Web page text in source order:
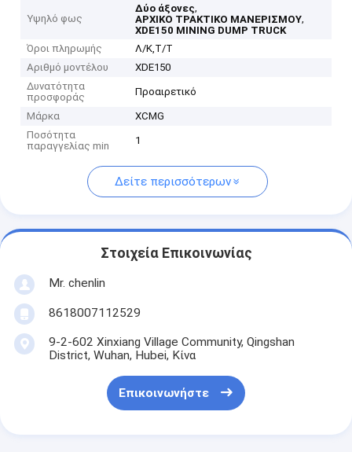
Υψηλό φως
Δύο άξονες,
ΑΡΧΙΚΟ ΤΡΑΚΤΙΚΟ ΜΑΝΕΡΙΣΜΟΥ,
XDE150 MINING DUMP TRUCK
Όροι πληρωμής
Λ/Κ,Τ/Τ
Αριθμό μοντέλου
XDE150
Δυνατότητα
προσφοράς
Προαιρετικό
Μάρκα
XCMG
Ποσότητα
παραγγελίας min
1
Δείτε περισσότερων
Στοιχεία Επικοινωνίας
Mr. chenlin
8618007112529
9-2-602 Xinxiang Village Community, Qingshan
District, Wuhan, Hubei, Κίνα
Επικοινωνήστε